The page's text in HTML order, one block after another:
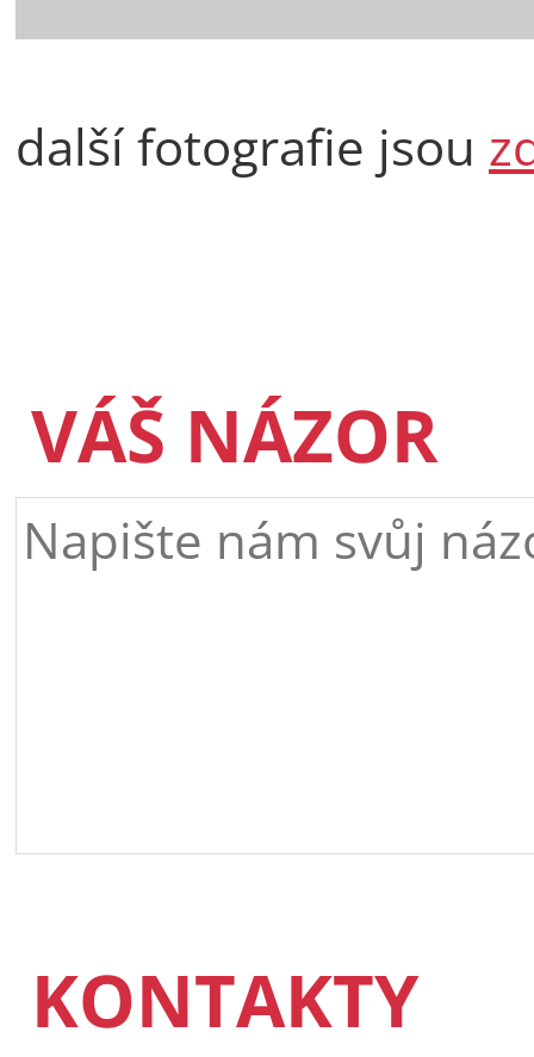
další fotografie jsou
VÁŠ NÁZOR
KONTAKTY